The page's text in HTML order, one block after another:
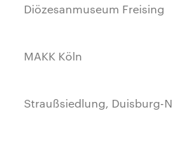
Diözesanmuseum Freising
MAKK Köln
Straußsiedlung, Duisburg-